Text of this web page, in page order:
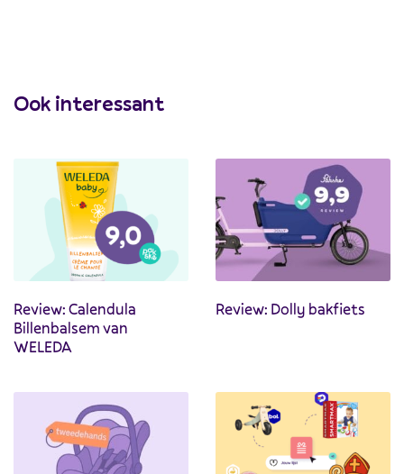
Ook interessant
Review: Calendula
Billenbalsem van
WELEDA
Review: Dolly bakfiets